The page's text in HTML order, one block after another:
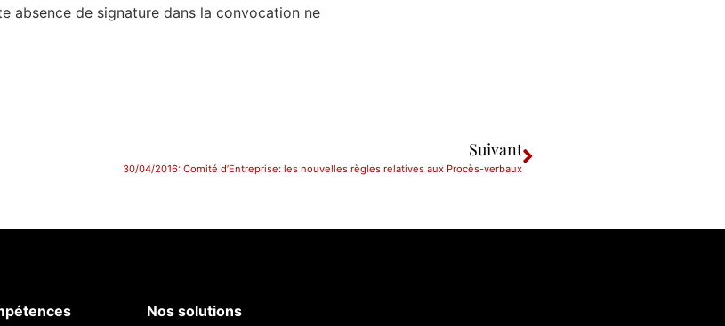
absence de signature dans la convocation ne
Suivant
30/04/2016: Comité d’Entreprise: les nouvelles règles relatives aux Procès-verbaux
Nos solutions